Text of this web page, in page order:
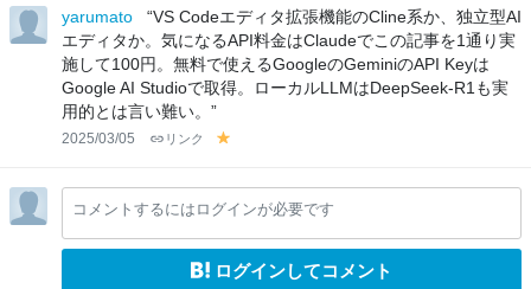
lo
w
lo
w
lo
w
lo
w
lo
w
yarumato
“VS Codeエディタ拡張機能のCline系か、独立型AI
エディタか。気になるAPI料金はClaudeでこの記事を1通り実
施して100円。無料で使えるGoogleのGeminiのAPI Keyは
Google AI Studioで取得。ローカルLLMはDeepSeek-R1も実
用的とは言い難い。”
2025/03/05 リンク
lo
w
コメントするにはログインが必要です
ログインしてコメント